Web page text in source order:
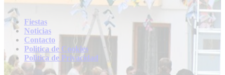
Fiestas
Noticias
Contacto
Politica de Cookies
Politica de Privacidad